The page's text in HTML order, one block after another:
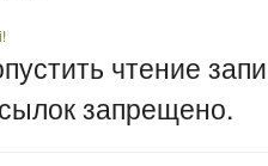
чтение
запрещено.